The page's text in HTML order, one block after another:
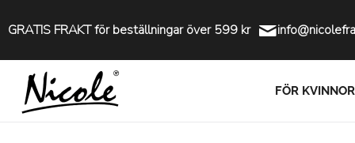
GRATIS FRAKT för beställningar över 599 kr
FÖR KVINNOR